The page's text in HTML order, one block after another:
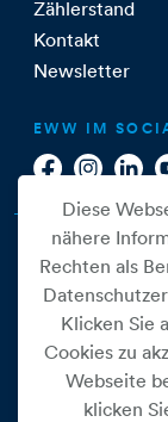
Zählerstand
Kontakt
Newsletter
EWW IM
Cookie
Diese
nähere
Rechten als
Klicken Sie
Cookies zu
Webseite
klicken